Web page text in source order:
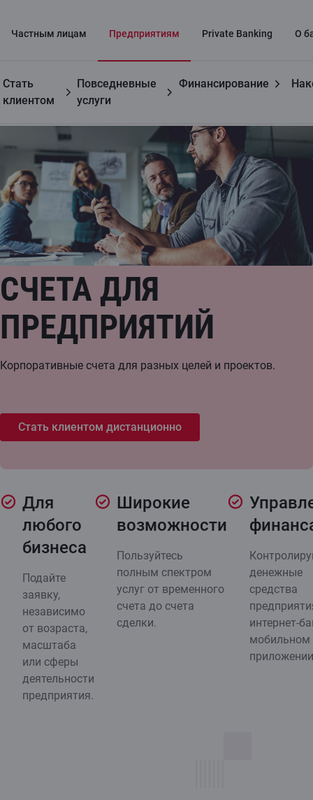
Частным лицaм Предприятиям Private Banking О
Стать
клиентом
Повседневные
услуги
Финансирование
Предприятиям Счета для предприятий
СЧЕТА ДЛЯ
ПРЕДПРИЯТИЙ
Корпоративные счета для разных целей и проектов.
Стать клиентом дистанционно
Для
любого
бизнеса
Подайте
заявку,
независимо
от возраста,
масштаба
или сферы
деятельности
предприятия.
Широкие
возможности
Пользуйтесь
полным спектром
услуг от временного
счета до счета
сделки.
денежные
средства
интернет-
мобильном